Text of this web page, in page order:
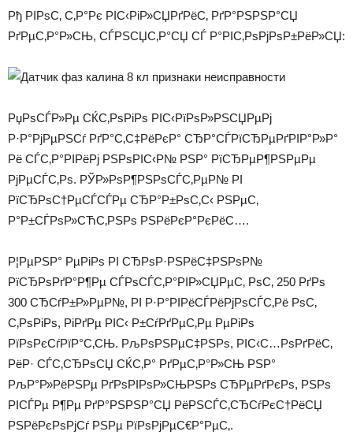
Рђ РІРѕС‚ С‚Р°Рє РІС‹РіР»СЏРґРёС‚ РґР°РЅРЅР°СЏ
РґРµС‚Р°Р»СЊ, СЃРЅСЏС‚Р°СЏ СЃ Р°РІС‚РѕРјРѕР±РёР»СЏ:
РџРѕСЃР»Рµ СЌС‚РѕРіРѕ РІС‹РїРѕР»РЅСЏРµРј
Р·Р°РјРµРЅСѓ РґР°С‚С‡РёРєР° СЂР°СЃРїСЂРµРґРІР°Р»Р°
Рё СЃС‚Р°РІРёРј РЅРѕРІС‹Р№ РЅР° РїСЂРµР¶РЅРµРµ
РјРµСЃС‚Рѕ. РЎР»РѕР¶РЅРѕСЃС‚РµР№ РІ
РїСЂРѕС†РµСЃСЃРµ СЂР°Р±РѕС‚С‹ РЅРµС‚
Р°Р±СЃРѕР»СЋС‚РЅРѕ РЅРёРєР°РєРёС….
Р¦РµРЅР° РµРіРѕ РІ СЂРѕР·РЅРёС‡РЅРѕР№
РїСЂРѕРґР°Р¶Рµ СЃРѕСЃС‚Р°РІР»СЏРµС‚ РѕС‚ 250 РґРѕ
300 СЂСѓР±Р»РµР№, РІ Р·Р°РІРёСЃРёРјРѕСЃС‚Рё РѕС‚
С‚РѕРіРѕ, РіРґРµ РІС‹ Р±СѓРґРµС‚Рµ РµРіРѕ
РїРѕРєСѓРїР°С‚СЊ. РљРѕРЅРµС‡РЅРѕ, РІС‹С…РѕРґРёС‚
РёР· СЃС‚СЂРѕСЏ СЌС‚Р° РґРµС‚Р°Р»СЊ РЅР°
РљР°Р»РёРЅРµ РґРѕРІРѕР»СЊРЅРѕ СЂРµРґРєРѕ, РЅРѕ
РІСЃРµ Р¶Рµ РґР°РЅРЅР°СЏ РёРЅСЃС‚СЂСѓРєС†РёСЏ
РЅРёРєРѕРјСѓ РЅРµ РїРѕРјРµС€Р°РµС‚.